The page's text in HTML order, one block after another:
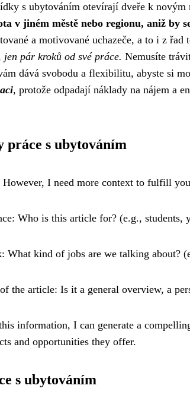
s ubytováním otevírají dveře k novým
v jiném městě nebo regionu, aniž by
a motivované uchazeče, a to i z
jen pár kroků od své práce. Nemusíte
dává svobodu a flexibilitu, abyste si
, protože odpadají náklady na nájem a
práce s ubytováním
However, I need more context to fulfill
Who is this article for? (e.g., students,
What kind of jobs are we talking about?
the article: Is it a general overview, a
information, I can generate a
and opportunities they offer.
s ubytováním